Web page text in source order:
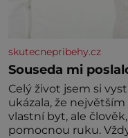
skutecnepribehy.cz
Souseda mi
Celý život jsem si
ukázala, že
vlastní byt, ale
pomocnou ruku.